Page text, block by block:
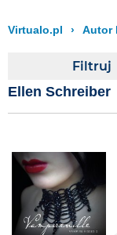
Virtualo.pl › Autor
Filtruj
Ellen Schreiber